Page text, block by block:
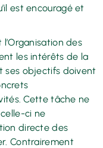
est encouragé et
l’Organisation des
les intérêts de la
ses objectifs doivent
Cette tâche ne
ci ne
directe des
Contrairement